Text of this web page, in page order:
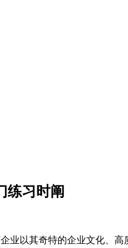
练习时阐
以其奇特的企业文化、高